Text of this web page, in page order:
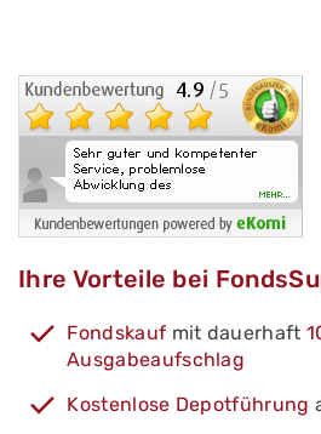
Ihre Vorteile bei
Fondskauf mit dauerhaft
Ausgabeaufschlag
Kostenlose Depotführung